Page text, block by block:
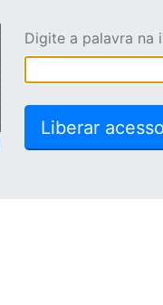
Digite a palavra na